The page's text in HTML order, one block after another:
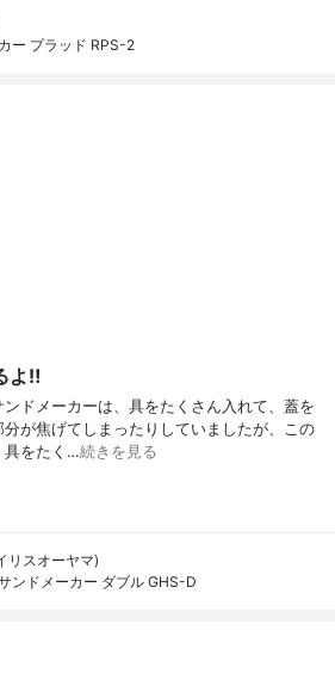
ー プラッド RPS-2
よ‼︎
ドメーカーは、具をたくさん入れて、蓋を
が焦げてしまったりしていましたが、この
具をたく…続きを見る
リスオーヤマ)
ンドメーカー ダブル GHS-D